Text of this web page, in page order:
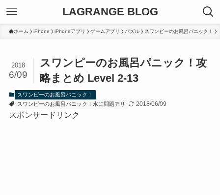
LAGRANGE BLOG
ホーム iPhone iPhoneアプリ ゲームアプリ パズル スワンピーのお風呂パニック！
スワンピーのお風呂パニック！攻
略まとめ Level 2-13
2018
6/09
スワンピーのお風呂パニック！
スワンピーのお風呂パニック！水に問題アリ
2018/06/09
スポンサードリンク